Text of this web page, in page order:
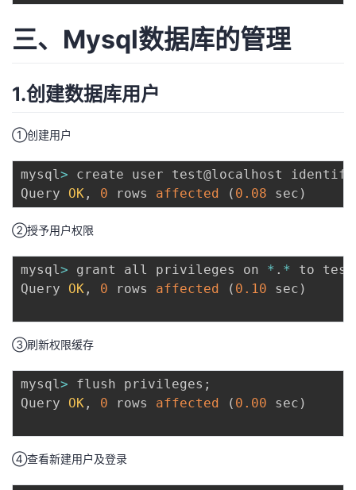
堂
程
认
证
的
实
验
我
的
收
我
支
持
声
建
议
三、Mysql数据库的管理
1.创建数据库用户
①创建用户
mysql> create user test@localhost
Query OK , 0 rows affected ( 0.08 sec )
②授予用户权限
mysql> grant all privileges on * . *
to
Query OK , 0 rows affected ( 0.10 sec )
③刷新权限缓存
mysql> flush privileges ;
Query OK , 0 rows affected ( 0.00 sec )
④查看新建用户及登录